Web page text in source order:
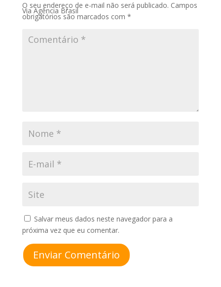
Via Agência Brasil
O seu endereço de e-mail não será publicado. Campos
obrigatórios são marcados com *
Salvar meus dados neste navegador para a
próxima vez que eu comentar.
Enviar Comentário